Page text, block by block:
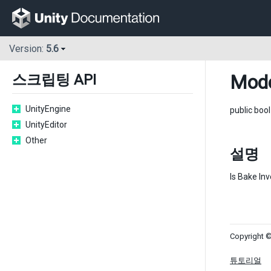
Version: 5.6
스크립팅 API
UnityEngine
UnityEditor
Other
public
설명
Is Bake
Copyright
튜토리얼